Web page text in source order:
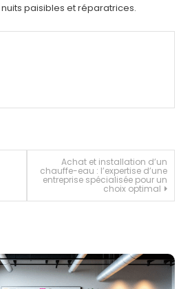
paisibles et réparatrices.
Achat et installation d’un
chauffe-eau : l’expertise d’une
entreprise spécialisée pour un
choix optimal